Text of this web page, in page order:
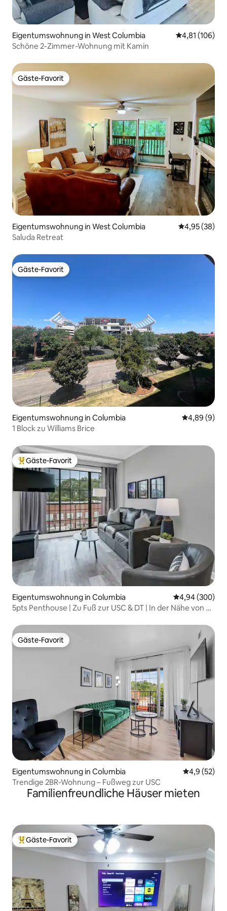
Eigentumswohnung in West Columbia
4,81 (106)
Schöne 2-Zimmer-Wohnung mit Kamin
Gäste-Favorit
Gäste-Favorit
Eigentumswohnung in West Columbia
4,95 (38)
Saluda Retreat
Gäste-Favorit
Gäste-Favorit
Eigentumswohnung in Columbia
4,89 (9)
1 Block zu Williams Brice
Beliebter Gäste-Favorit.
Gäste-Favorit
Eigentumswohnung in Columbia
4,94 (300)
5pts Penthouse | Zu Fuß zur USC & DT | In der Nähe von Ft.
Gäste-Favorit
Gäste-Favorit
Eigentumswohnung in Columbia
4,9 (52)
Trendige 2BR-Wohnung – Fußweg zur USC
Familienfreundliche Häuser mieten
Beliebter Gäste-Favorit.
Gäste-Favorit